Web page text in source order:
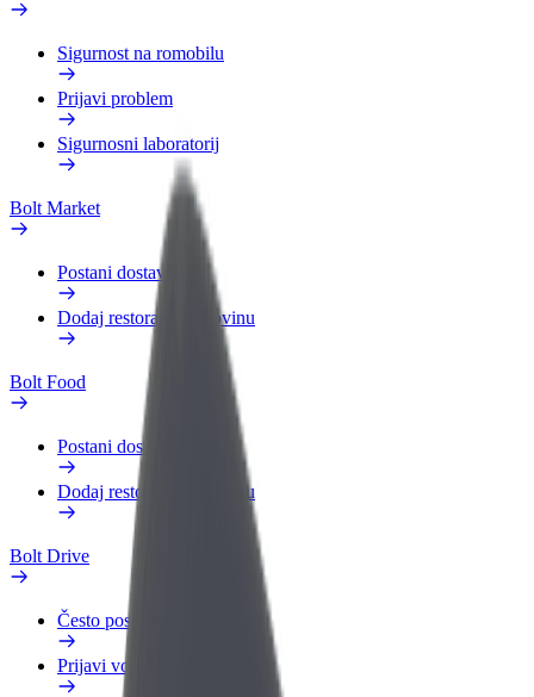
Sigurnost na romobilu
Prijavi problem
Sigurnosni laboratorij
Bolt Market
Postani dostavljač
Dodaj restoran ili trgovinu
Bolt Food
Postani dostavljač
Dodaj restoran ili trgovinu
Bolt Drive
Često postavljana pitanja
Prijavi vozilo